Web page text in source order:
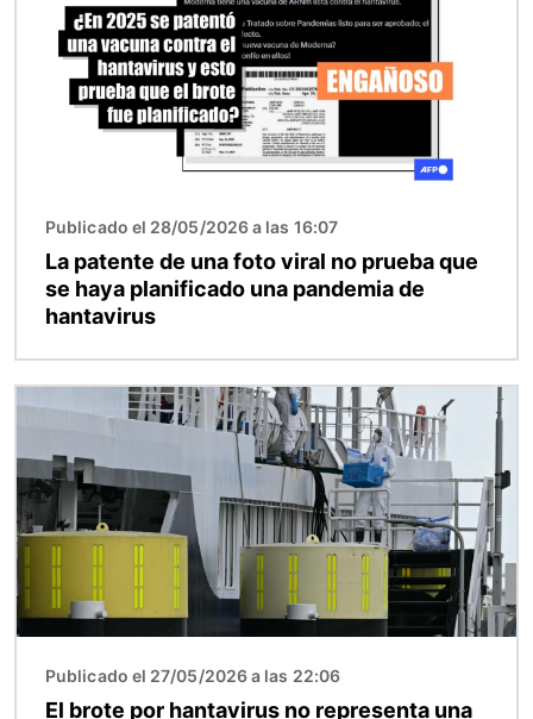
Publicado el 28/05/2026 a las 16:07
La patente de una foto viral no prueba que
se haya planificado una pandemia de
hantavirus
Publicado el 27/05/2026 a las 22:06
El brote por hantavirus no representa una